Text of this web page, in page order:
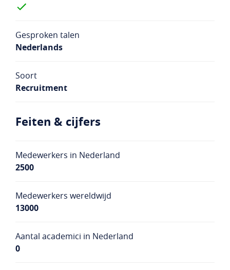
Gesproken talen
Nederlands
Soort
Recruitment
Feiten & cijfers
Medewerkers in Nederland
2500
Medewerkers wereldwijd
13000
Aantal academici in Nederland
0